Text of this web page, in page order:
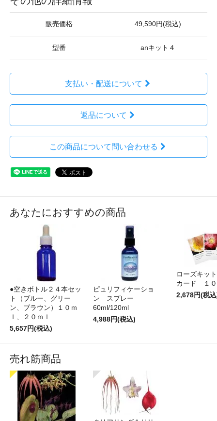
販売価格 49,590円(税込)
型番 anキット４
支払い・配送について
返品について
この商品について問い合わせる
あなたにおすすめの商品
●空きボトル２４本セッ
ト（ブルー、グリー
ン、ブラウン）１０ｍ
ｌ、２０ｍｌ
5,657円(税込)
ピュリフィケーショ
ン スプレー
60ml/120ml
4,988円(税込)
ローズキッ
カード １０
2,678円(税
売れ筋商品